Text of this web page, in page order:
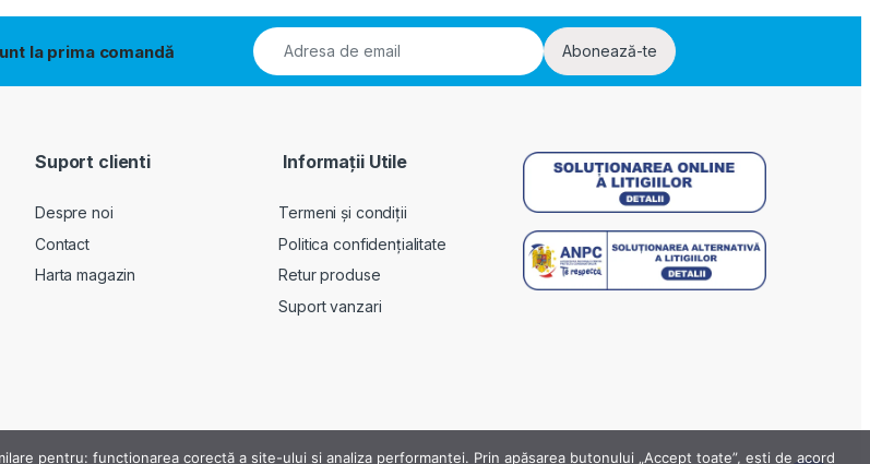
la prima comandă Abonează-te
Suport clienti
Despre noi
Contact
Harta magazin
Informații Utile
Termeni și condiții
Politica confidențialitate
Retur produse
Suport vanzari
pentru: funcționarea corectă a site-ului si analiza performanței. Prin apăsarea butonului „Accept toate”, ești de acord